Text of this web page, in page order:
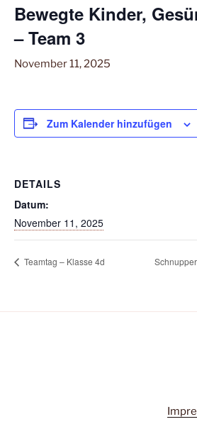
Bewegte Kinder,
– Team 3
November 11, 2025
Zum Kalender hinzufügen
DETAILS
Datum:
November 11, 2025
Teamtag – Klasse 4d